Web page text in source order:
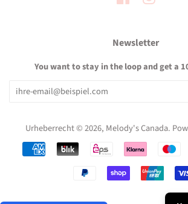
Newsletter
You want to stay in the loop and get a
Urheberrecht © 2026, Melody's Canada.